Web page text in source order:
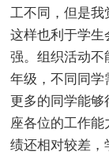
工不同，但是我
这样也利于学生
强。组织活动不
年级，不同同学
更多的同学能
座各位的工作
绩还相对较差，